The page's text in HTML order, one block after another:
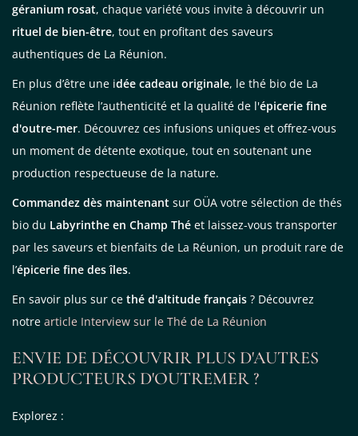
géranium rosat, chaque variété vous invite à découvrir un
rituel de bien-être, tout en profitant des saveurs
authentiques de La Réunion.
En plus d’être une idée cadeau originale, le thé bio de La
Réunion reflète l’authenticité et la qualité de l'épicerie fine
d'outre-mer. Découvrez ces infusions uniques et offrez-vous
un moment de détente exotique, tout en soutenant une
production respectueuse de la nature.
Commandez dès maintenant sur OÜA votre sélection de thés
bio du Labyrinthe en Champ Thé et laissez-vous transporter
par les saveurs et bienfaits de La Réunion, un produit rare de
l’épicerie fine des îles.
En savoir plus sur ce thé d'altitude français ? Découvrez
notre article Interview sur le Thé de La Réunion
ENVIE DE DÉCOUVRIR PLUS D'AUTRES
PRODUCTEURS D'OUTREMER ?
Explorez :